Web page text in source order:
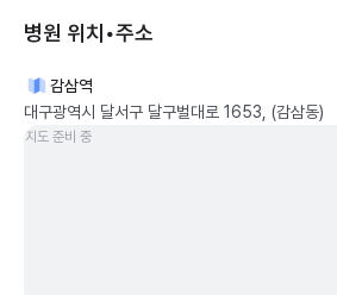
병원 위치•주소
감삼역
대구광역시 달서구 달구벌대로 1653, (감삼동)
지도 준비 중